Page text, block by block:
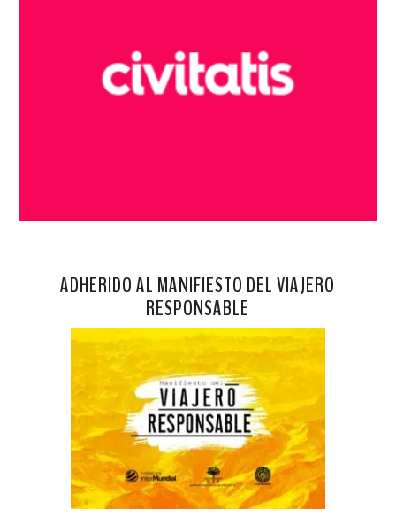
ADHERIDO AL MANIFIESTO DEL VIAJERO
RESPONSABLE